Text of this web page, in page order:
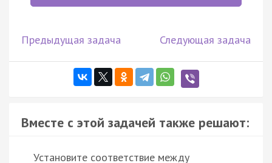
Предыдущая задача Следующая задача
Вместе с этой задачей также решают:
Установите соответствие между